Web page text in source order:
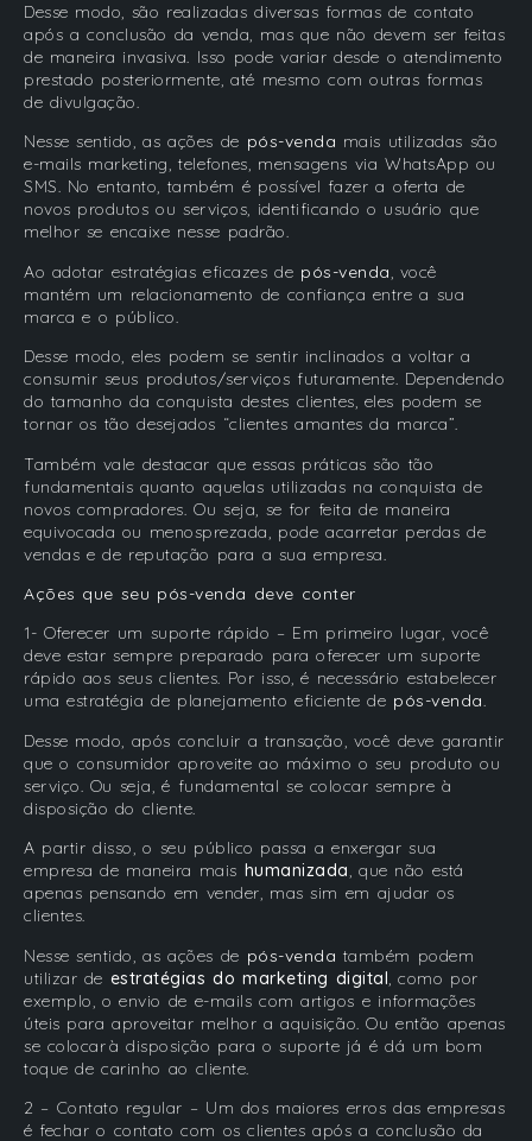
Desse modo, são realizadas diversas formas de contato
após a conclusão da venda, mas que não devem ser feitas
de maneira invasiva. Isso pode variar desde o atendimento
prestado posteriormente, até mesmo com outras formas
de divulgação.
Nesse sentido, as ações de pós-venda mais utilizadas são
e-mails marketing, telefones, mensagens via WhatsApp ou
SMS. No entanto, também é possível fazer a oferta de
novos produtos ou serviços, identificando o usuário que
melhor se encaixe nesse padrão.
Ao adotar estratégias eficazes de pós-venda, você
mantém um relacionamento de confiança entre a sua
marca e o público.
Desse modo, eles podem se sentir inclinados a voltar a
consumir seus produtos/serviços futuramente. Dependendo
do tamanho da conquista destes clientes, eles podem se
tornar os tão desejados “clientes amantes da marca”.
Também vale destacar que essas práticas são tão
fundamentais quanto aquelas utilizadas na conquista de
novos compradores. Ou seja, se for feita de maneira
equivocada ou menosprezada, pode acarretar perdas de
vendas e de reputação para a sua empresa.
Ações que seu pós-venda deve conter
1- Oferecer um suporte rápido – Em primeiro lugar, você
deve estar sempre preparado para oferecer um suporte
rápido aos seus clientes. Por isso, é necessário estabelecer
uma estratégia de planejamento eficiente de pós-venda.
Desse modo, após concluir a transação, você deve garantir
que o consumidor aproveite ao máximo o seu produto ou
serviço. Ou seja, é fundamental se colocar sempre à
disposição do cliente.
A partir disso, o seu público passa a enxergar sua
empresa de maneira mais humanizada, que não está
apenas pensando em vender, mas sim em ajudar os
clientes.
Nesse sentido, as ações de pós-venda também podem
utilizar de estratégias do marketing digital , como por
exemplo, o envio de e-mails com artigos e informações
úteis para aproveitar melhor a aquisição. Ou então apenas
se colocar à disposição para o suporte já é dá um bom
toque de carinho ao cliente.
2 – Contato regular – Um dos maiores erros das empresas
é fechar o contato com os clientes após a conclusão da